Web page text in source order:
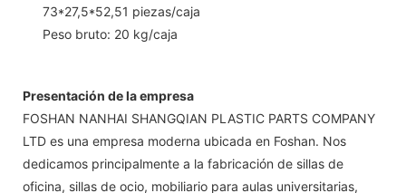
73*27,5*52,51 piezas/caja
Peso bruto: 20 kg/caja
Presentación de la empresa
FOSHAN NANHAI SHANGQIAN PLASTIC PARTS COMPANY
LTD es una empresa moderna ubicada en Foshan. Nos
dedicamos principalmente a la fabricación de sillas de
oficina, sillas de ocio, mobiliario para aulas universitarias,